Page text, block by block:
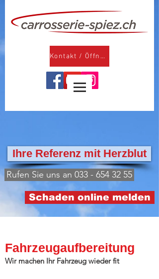
Kontakt / Öffnungszeiten
Ihre Referenz mit Herzblut
Rufen Sie uns an 033 - 654 32 55
Schaden online melden
Fahrzeugaufbereitung
Wir machen Ihr Fahrzeug wieder fit